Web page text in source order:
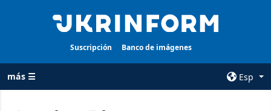
Suscripción Banco de imágenes
más ☰
Esp